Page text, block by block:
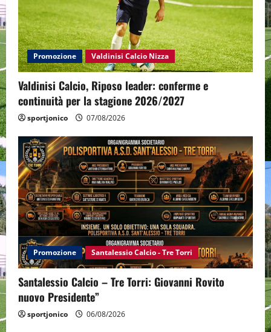
Promozione Valdinisi Calcio Nizza
Valdinisi Calcio, Riposo leader: conferme e
continuità per la stagione 2026/2027
sportjonico 07/08/2026
Promozione Santalessio Calcio - Tre Torri
Santalessio Calcio – Tre Torri: Giovanni Rovito
nuovo Presidente”
sportjonico 06/08/2026